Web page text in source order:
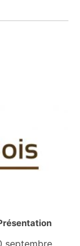
septembre